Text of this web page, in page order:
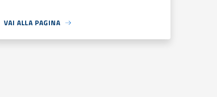
VAI ALLA PAGINA